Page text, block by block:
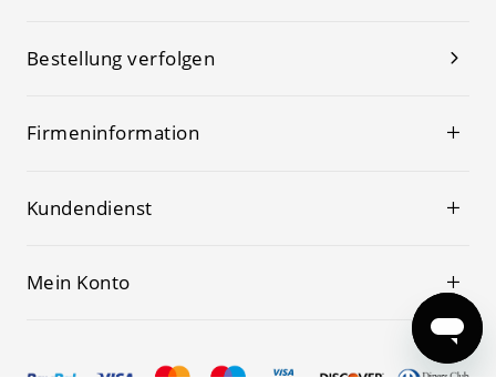
Bestellung verfolgen
Firmeninformation
Kundendienst
Mein Konto